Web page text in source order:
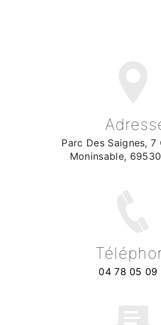
Parc Des Saignes, 7
Moninsable,
04 78 05 09